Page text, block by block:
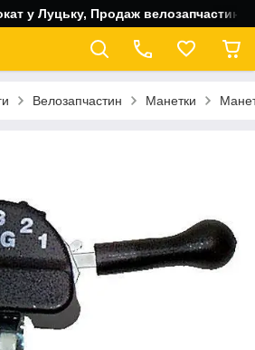
у Луцьку, Продаж велозапчастин,
Велозапчастин Манетки